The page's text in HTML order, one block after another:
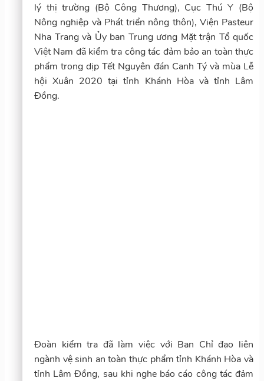
lý thị trường (Bộ Công Thương), Cục Thú Y (Bộ
Nông nghiệp và Phát triển nông thôn), Viện Pasteur
Nha Trang và Ủy ban Trung ương Mặt trận Tổ quốc
Việt Nam đã kiểm tra công tác đảm bảo an toàn thực
phẩm trong dịp Tết Nguyên đán Canh Tý và mùa Lễ
hội Xuân 2020 tại tỉnh Khánh Hòa và tỉnh Lâm
Đồng.
Đoàn kiểm tra đã làm việc với Ban Chỉ đạo liên
ngành vệ sinh an toàn thực phẩm tỉnh Khánh Hòa và
tỉnh Lâm Đồng, sau khi nghe báo cáo công tác đảm